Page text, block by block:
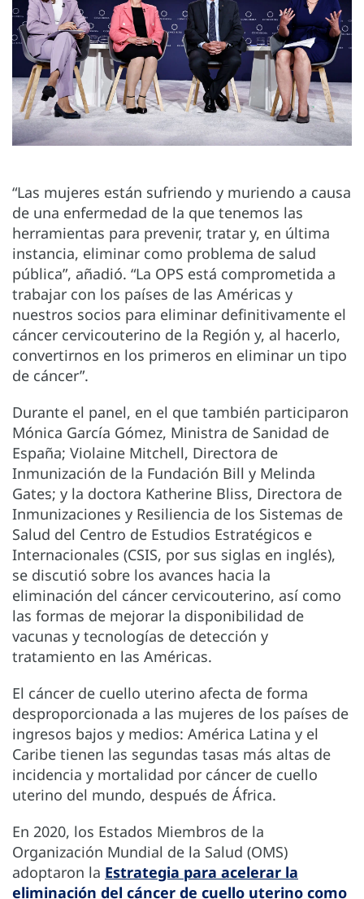
“Las mujeres están sufriendo y muriendo a causa
de una enfermedad de la que tenemos las
herramientas para prevenir, tratar y, en última
instancia, eliminar como problema de salud
pública”, añadió. “La OPS está comprometida a
trabajar con los países de las Américas y
nuestros socios para eliminar definitivamente el
cáncer cervicouterino de la Región y, al hacerlo,
convertirnos en los primeros en eliminar un tipo
de cáncer”.
Durante el panel, en el que también participaron
Mónica García Gómez, Ministra de Sanidad de
España; Violaine Mitchell, Directora de
Inmunización de la Fundación Bill y Melinda
Gates; y la doctora Katherine Bliss, Directora de
Inmunizaciones y Resiliencia de los Sistemas de
Salud del Centro de Estudios Estratégicos e
Internacionales (CSIS, por sus siglas en inglés),
se discutió sobre los avances hacia la
eliminación del cáncer cervicouterino, así como
las formas de mejorar la disponibilidad de
vacunas y tecnologías de detección y
tratamiento en las Américas.
El cáncer de cuello uterino afecta de forma
desproporcionada a las mujeres de los países de
ingresos bajos y medios: América Latina y el
Caribe tienen las segundas tasas más altas de
incidencia y mortalidad por cáncer de cuello
uterino del mundo, después de África.
En 2020, los Estados Miembros de la
Organización Mundial de la Salud (OMS)
adoptaron la Estrategia para acelerar la
eliminación del cáncer de cuello uterino como